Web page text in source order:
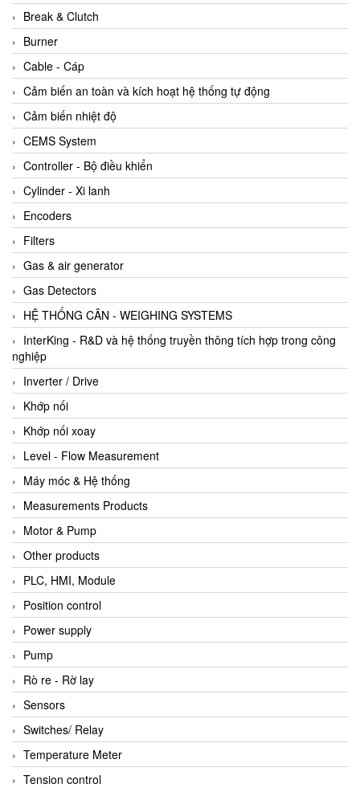
Break & Clutch
Burner
Cable - Cáp
Cảm biến an toàn và kích hoạt hệ thống tự động
Cảm biến nhiệt độ
CEMS System
Controller - Bộ điều khiển
Cylinder - Xi lanh
Encoders
Filters
Gas & air generator
Gas Detectors
HỆ THỐNG CÂN - WEIGHING SYSTEMS
InterKing - R&D và hệ thống truyền thông tích hợp trong công
nghiệp
Inverter / Drive
Khớp nối
Khớp nối xoay
Level - Flow Measurement
Máy móc & Hệ thống
Measurements Products
Motor & Pump
Other products
PLC, HMI, Module
Position control
Power supply
Pump
Rò re - Rờ lay
Sensors
Switches/ Relay
Temperature Meter
Tension control